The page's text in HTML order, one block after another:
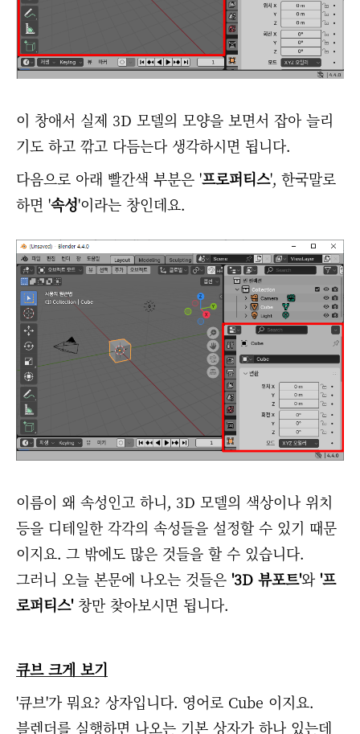
이 창애서 실제 3D 모델의 모양을 보면서 잡아 늘리
기도 하고 깎고 다듬는다 생각하시면 됩니다.
다음으로 아래 빨간색 부분은 '프로퍼티스', 한국말로
하면 '속성'이라는 창인데요.
이름이 왜 속성인고 하니, 3D 모델의 색상이나 위치
등을 디테일한 각각의 속성들을 설정할 수 있기 때문
이지요. 그 밖에도 많은 것들을 할 수 있습니다.
그러니 오늘 본문에 나오는 것들은 '3D 뷰포트'와 '프
로퍼티스'창만 찾아보시면 됩니다.
큐브 크게 보기
'큐브'가 뭐요? 상자입니다. 영어로 Cube 이지요.
블렌더를 실행하면 나오는 기본 상자가 하나 있는데